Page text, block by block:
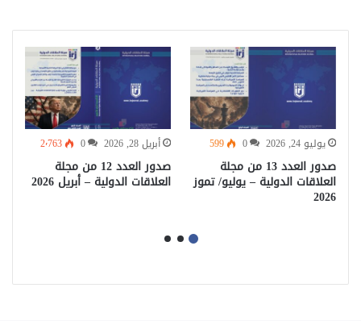
يوليو 24, 2026 0
599
صدور العدد 13 من مجلة
العلاقات الدولية – يوليو/ تموز
2026
أبريل 28, 2026 0 2٬763
صدور العدد 12 من مجلة
العلاقات الدولية – أبريل 2026